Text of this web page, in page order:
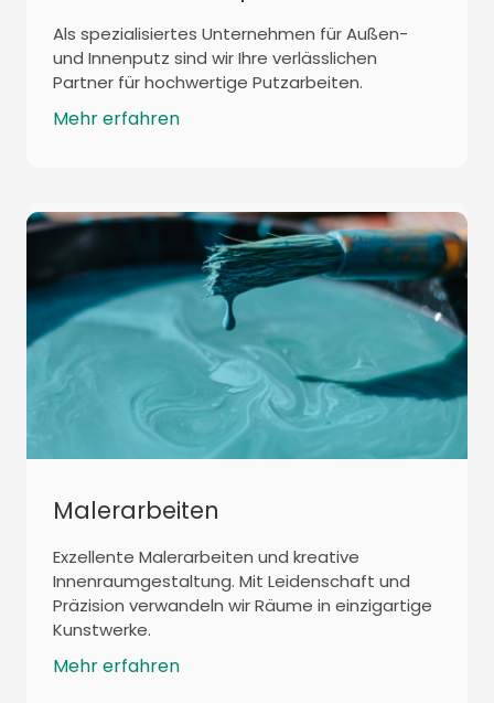
Als spezialisiertes Unternehmen für Außen-
und Innenputz sind wir Ihre verlässlichen
Partner für hochwertige Putzarbeiten.
Mehr erfahren
Malerarbeiten
Exzellente Malerarbeiten und kreative
Innenraumgestaltung. Mit Leidenschaft und
Präzision verwandeln wir Räume in einzigartige
Kunstwerke.
Mehr erfahren